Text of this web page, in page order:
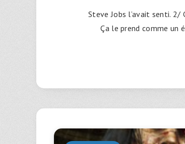
Steve Jobs l’avait senti.
Ça le prend comme un